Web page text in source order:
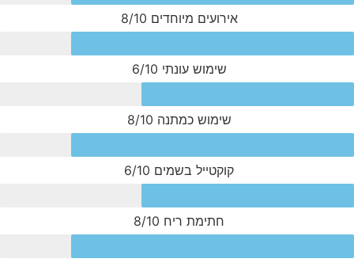
אירועים מיוחדים8/10
שימוש עונתי6/10
שימוש כמתנה8/10
קוקטייל בשמים6/10
חתימת ריח8/10